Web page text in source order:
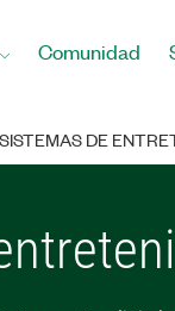
Comunidad
DE